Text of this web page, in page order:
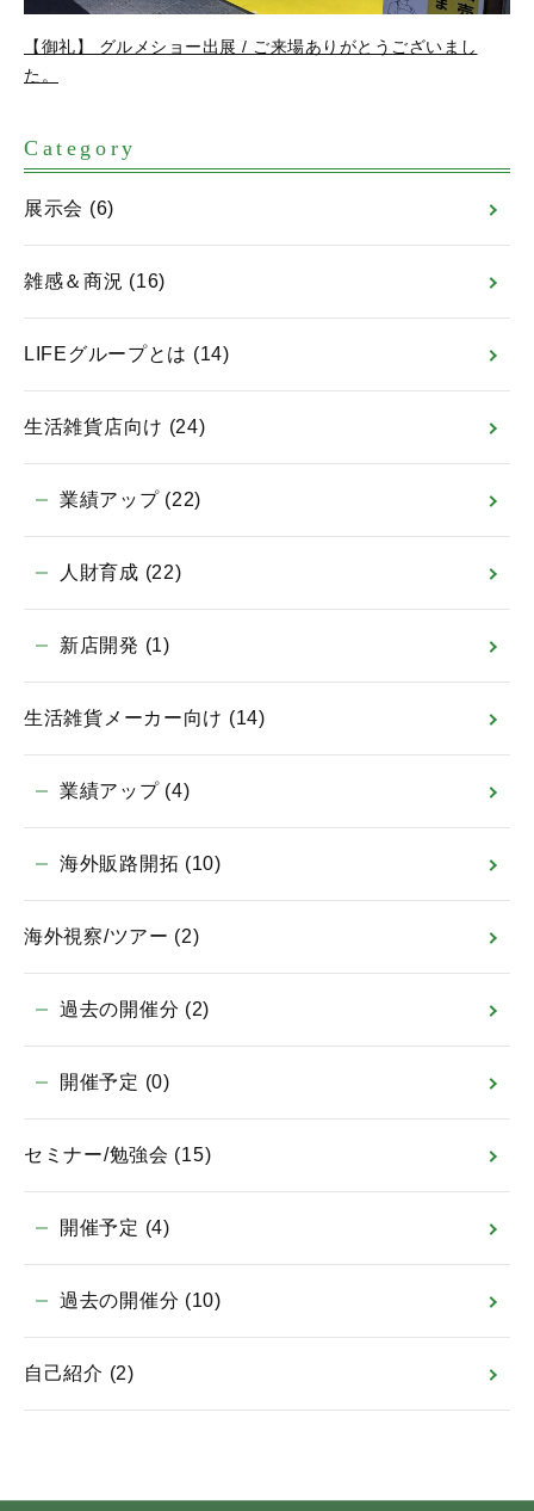
【御礼】 グルメショー出展 / ご来場ありがとうございまし
た。
Category
展示会 (6)
雑感＆商況 (16)
LIFEグループとは (14)
生活雑貨店向け (24)
業績アップ (22)
人財育成 (22)
新店開発 (1)
生活雑貨メーカー向け (14)
業績アップ (4)
海外販路開拓 (10)
海外視察/ツアー (2)
過去の開催分 (2)
開催予定 (0)
セミナー/勉強会 (15)
開催予定 (4)
過去の開催分 (10)
自己紹介 (2)